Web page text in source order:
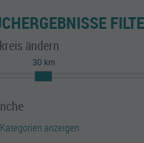
ändern
30 km
anzeigen